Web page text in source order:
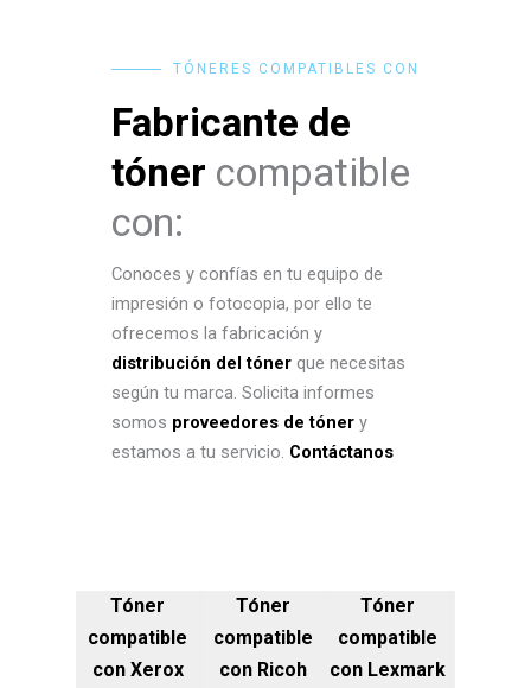
TÓNERES COMPATIBLES CON
Fabricante de
tóner compatible
con:
Conoces y confías en tu equipo de
impresión o fotocopia, por ello te
ofrecemos la fabricación y
distribución del tóner que necesitas
según tu marca. Solicita informes
somos proveedores de tóner y
estamos a tu servicio. Contáctanos
Tóner
compatible
con Xerox
Tóner
compatible
con Ricoh
Tóner
compatible
con Lexmark